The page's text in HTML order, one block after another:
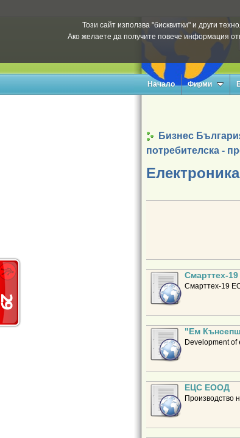
Този сайт използва "бисквитки" и други
Ако желаете да получите повече информация
Начало Фирми
Бизнес
потребителска -
Смарттех-
Смарттех-19
"Ем
Development of
ЕЦС ЕООД
Производство